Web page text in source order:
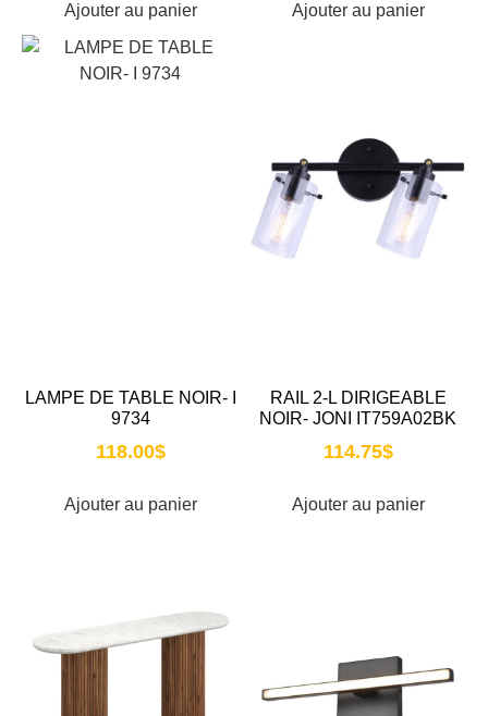
Ajouter au panier Ajouter au panier
LAMPE DE TABLE NOIR- I
9734
118.00$
Ajouter au panier
RAIL 2-L DIRIGEABLE
NOIR- JONI IT759A02BK
114.75$
Ajouter au panier